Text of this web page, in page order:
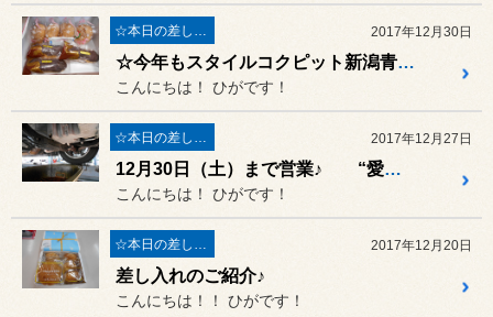
☆本日の差し入れ☆ 2017年12月30日
☆今年もスタイルコクピット新潟青山をご愛顧頂きありがとうございました☆
こんにちは！ ひがです！
☆本日の差し入れ☆ 2017年12月27日
12月30日（土）まで営業♪ “愛車のオイル交換納め” 承り中！！
こんにちは！ ひがです！
☆本日の差し入れ☆ 2017年12月20日
差し入れのご紹介♪
こんにちは！！ ひがです！